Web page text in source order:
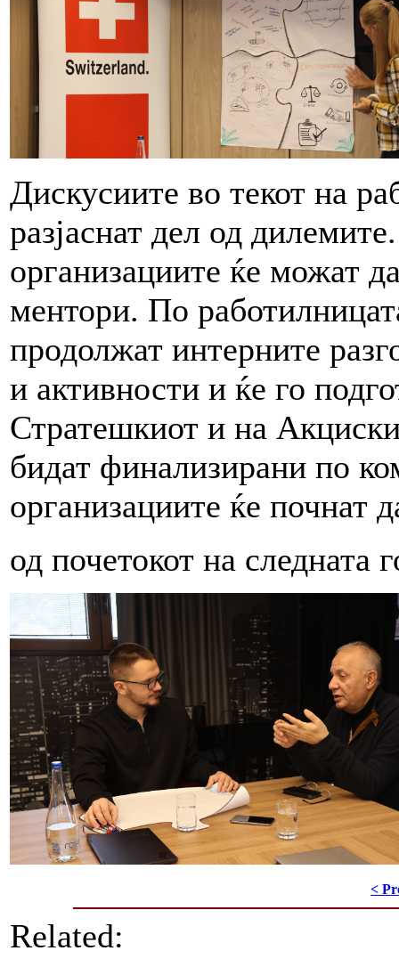
Дискусиите во текот на
разјаснат дел од
организациите ќе можат
ментори. По
продолжат интерните
и активности и ќе го
Стратешкиот и на
бидат финализирани по
организациите ќе почнат
од почетокот на следната
<
Related: